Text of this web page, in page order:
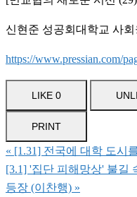
신현준 성공회대학교 사
https://www.pressian.com/
LIKE 0
PRINT
« [1.31] 전국에 대학 도시
[3.1] '집단 피해망상' 불길
등장 (이찬행) »